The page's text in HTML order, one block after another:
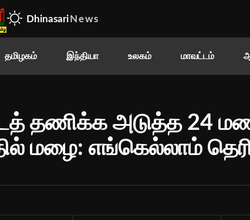
Dhinasari News
தமிழகம் இந்தியா உலகம் மாவட்டம்
தணிக்க அடுத்த 24
மழை: எங்கெல்லாம்